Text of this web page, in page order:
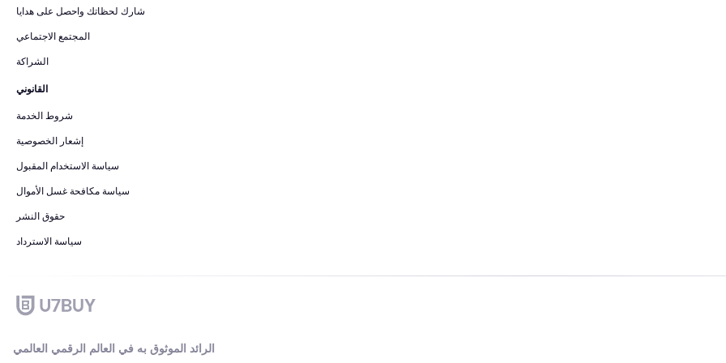
الرائد الموثوق به في العالم الرقمي العالمي
شارك لحظاتك واحصل على هدايا
المجتمع الاجتماعي
الشراكة
القانوني
شروط الخدمة
إشعار الخصوصية
سياسة الاستخدام المقبول
سياسة مكافحة غسل الأموال
حقوق النشر
سياسة الاسترداد